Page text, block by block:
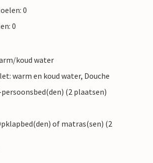
0
0
koud water
warm en koud water, Douche
(2 plaatsen)
of matras(sen) (2